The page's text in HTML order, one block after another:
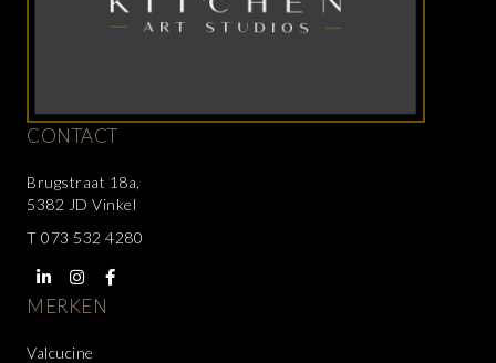
CONTACT
Brugstraat 18a,
5382 JD Vinkel
T 073 532 4280
MERKEN
Valcucine